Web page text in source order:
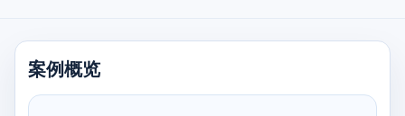
案例概览